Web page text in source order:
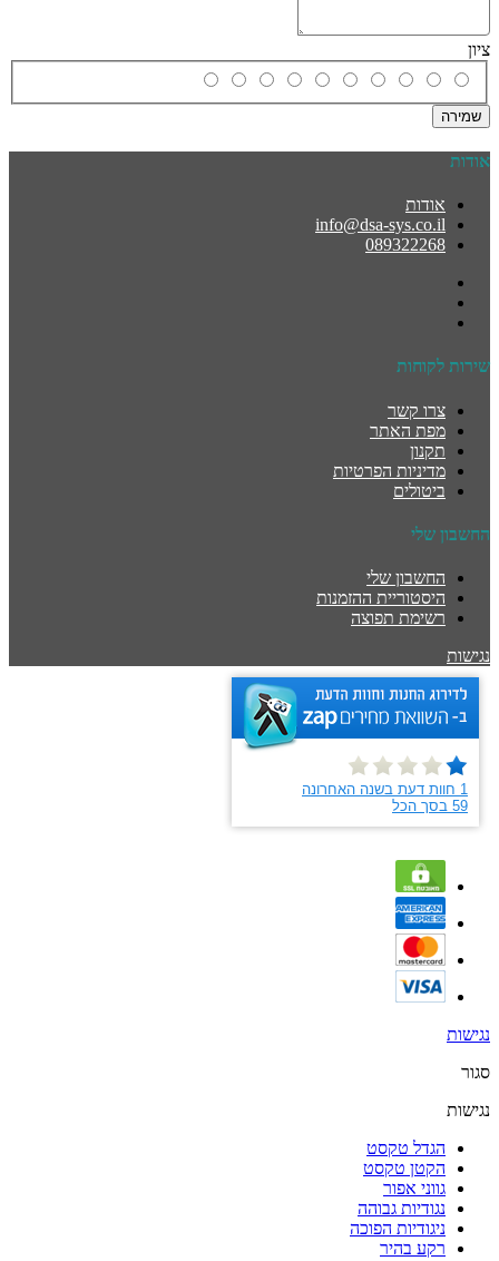
ציון
שמירה
אודות
אודות
info@dsa-sys.co.il
089322268
שירות לקוחות
צרו קשר
מפת האתר
תקנון
מדיניות הפרטיות
ביטולים
החשבון שלי
החשבון שלי
היסטוריית ההזמנות
רשימת תפוצה
נגישות
נגישות
סגור
נגישות
הגדל טקסט
הקטן טקסט
גווני אפור
נגודיות גבוהה
ניגודיות הפוכה
רקע בהיר